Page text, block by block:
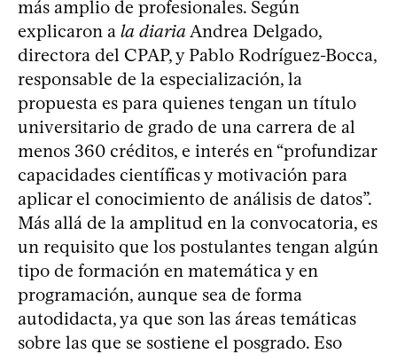
más amplio de profesionales. Según
explicaron a la diariaAndrea Delgado,
directora del CPAP, y Pablo Rodríguez-Bocca,
responsable de la especialización, la
propuesta es para quienes tengan un título
universitario de grado de una carrera de al
menos 360 créditos, e interés en “profundizar
capacidades científicas y motivación para
aplicar el conocimiento de análisis de datos”.
Más allá de la amplitud en la convocatoria, es
un requisito que los postulantes tengan algún
tipo de formación en matemática y en
programación, aunque sea de forma
autodidacta, ya que son las áreas temáticas
sobre las que se sostiene el posgrado. Eso